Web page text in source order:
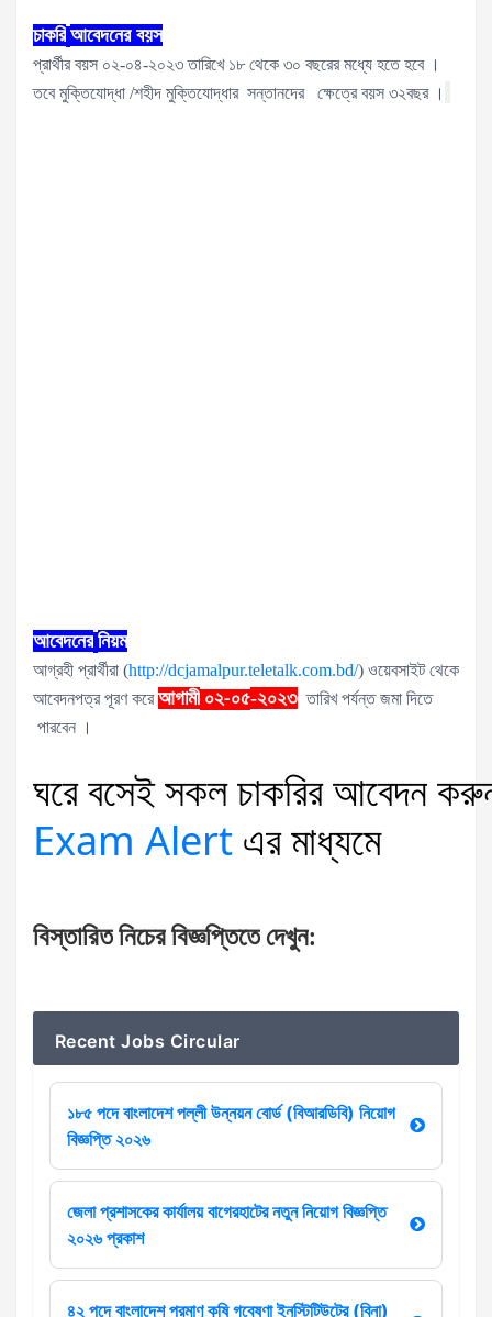
চাকরি আবেদনের বয়স
প্রার্থীর বয়স ০২-০৪-২০২৩ তারিখে ১৮ থেকে ৩০ বছরের মধ্যে হতে হবে ।
তবে মুক্তিযোদ্ধা /শহীদ মুক্তিযোদ্ধার সন্তানদের ক্ষেত্রে বয়স ৩২বছর ।
আবেদনের নিয়ম
আগ্রহী প্রার্থীরা (http://dcjamalpur.teletalk.com.bd/) ওয়েবসাইট থেকে
আবেদনপত্র পূরণ করেআগামী ০২-০৫-২০২৩ তারিখ পর্যন্ত জমা দিতে
পারবেন ।
ঘরে বসেই সকল চাকরির আবেদন
Exam Alert এর মাধ্যমে
বিস্তারিতনিচেরবিজ্ঞপ্তিতে দেখুন:
Recent Jobs Circular
১৮৫ পদে বাংলাদেশ পল্লী উন্নয়ন বোর্ড (বিআরডিবি) নিয়োগ
বিজ্ঞপ্তি ২০২৬
জেলা প্রশাসকের কার্যালয় বাগেরহাটের নতুন নিয়োগ বিজ্ঞপ্তি
২০২৬ প্রকাশ
৪২ পদে বাংলাদেশ পরমাণু কৃষি গবেষণা ইনস্টিটিউটের (বিনা)